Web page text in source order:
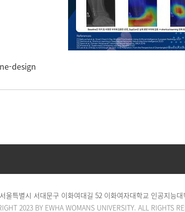
design
울특별시 서대문구 이화여대길 52 이화여자대학교 인공지능
2023 BY EWHA WOMANS UNIVERSITY. ALL RIGHTS